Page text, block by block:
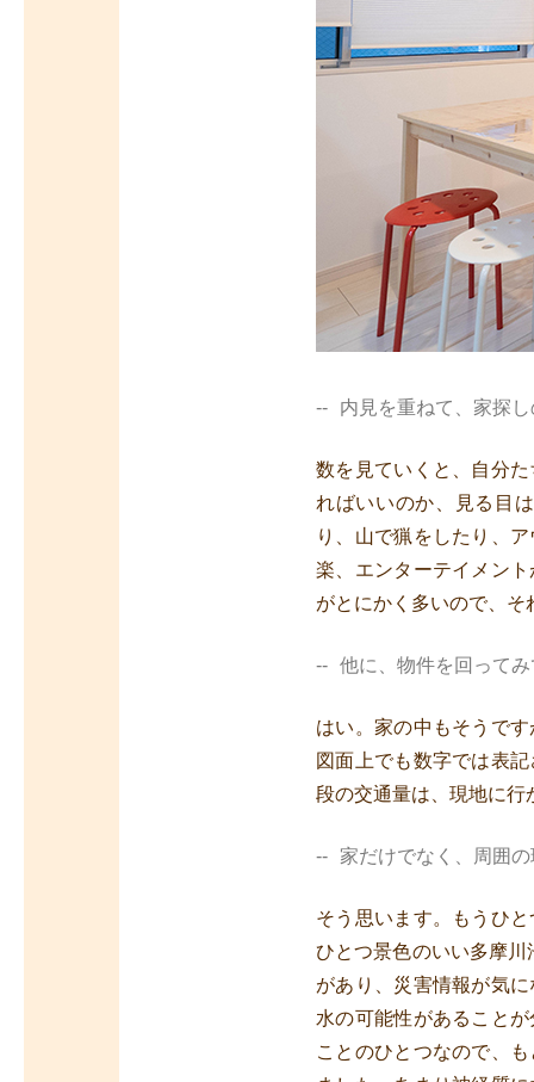
内見を重ねて、家探
数を見ていくと、自分
ればいいのか、見る目
り、山で猟をしたり、
楽、エンターテイメン
がとにかく多いので、
他に、物件を回って
はい。家の中もそうで
図面上でも数字では表
段の交通量は、現地に行
家だけでなく、周囲
そう思います。もうひ
ひとつ景色のいい多摩
があり、災害情報が気
水の可能性があること
ことのひとつなので、